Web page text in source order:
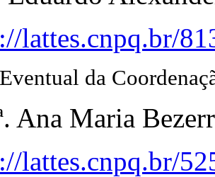
lattes.cnpq.br/
da
Ana Maria
lattes.cnpq.br/